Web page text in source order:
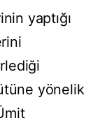
yaptığı
yönelik